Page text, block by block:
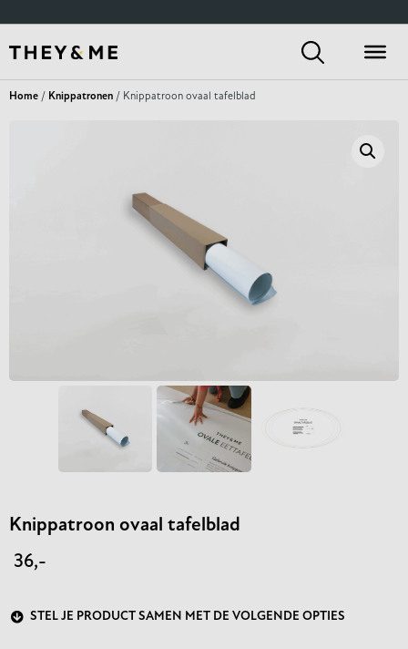
Home / Knippatronen / Knippatroon ovaal tafelblad
Knippatroon ovaal tafelblad
36,-
STEL JE PRODUCT SAMEN MET DE VOLGENDE OPTIES